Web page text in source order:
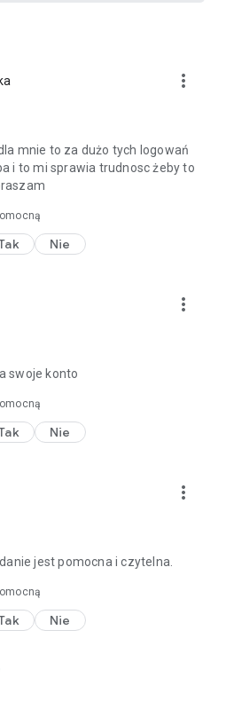
more_vert
mnie to za dużo tych logowań
i to mi sprawia trudnosc żeby to
Nie
more_vert
swoje konto
Nie
more_vert
jest pomocna i czytelna.
Nie